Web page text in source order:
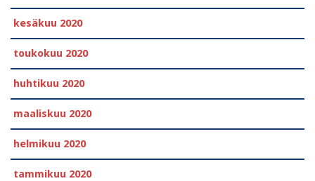
kesäkuu 2020
toukokuu 2020
huhtikuu 2020
maaliskuu 2020
helmikuu 2020
tammikuu 2020